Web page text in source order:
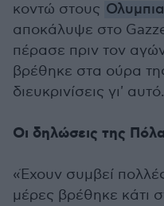
κοντώ στους
αποκάλυψε στο
πέρασε πριν τον
βρέθηκε στα ούρα
διευκρινίσεις γι' αυτό.
Οι δηλώσεις της
«Έχουν συμβεί
μέρες βρέθηκε κάτι